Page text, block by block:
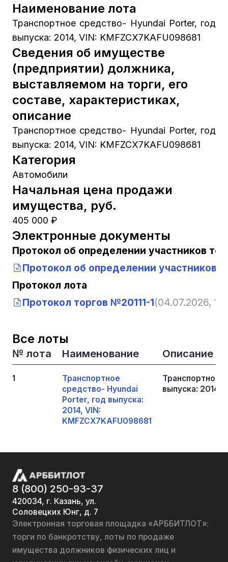
Наименование лота
Транспортное средство- Hyundai Porter, год
выпуска: 2014, VIN: KMFZCX7KAFU098681
Сведения об имуществе
(предприятии) должника,
выставляемом на торги, его
составе, характеристиках,
описание
Транспортное средство- Hyundai Porter, год
выпуска: 2014, VIN: KMFZCX7KAFU098681
Категория
Автомобили
Начальная цена продажи
имущества, руб.
405 000 ₽
Электронные документы
Протокол об определении участников
Протокол об определении участников
Протокол лота
Протокол торгов №20111-1(04.07.2026,
Все лоты
№ лота Наименование Описание
1
Транспортное
средство- Hyundai
Porter, год выпуска:
2014, VIN:
KMFZCX7KAFU098681
Транспортное
выпуска: 2014,
8 (800) 250-93-37
420034, г. Казань, ул.
Соловецких Юнг, д. 7
Электронная торговая площадка «АРББИТЛОТ»:
торги по банкротству, лоты по продаже
имущества должников физических лиц и